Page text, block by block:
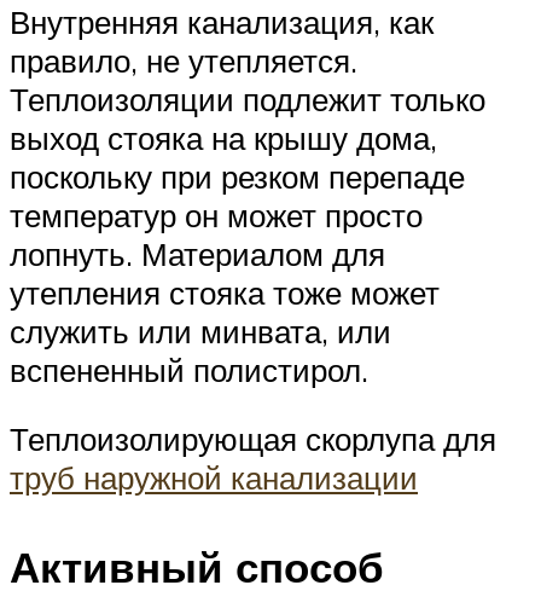
Внутренняя канализация, как
правило, не утепляется.
Теплоизоляции подлежит только
выход стояка на крышу дома,
поскольку при резком перепаде
температур он может просто
лопнуть. Материалом для
утепления стояка тоже может
служить или минвата, или
вспененный полистирол.
Теплоизолирующая скорлупа для
труб наружной канализации
Активный способ